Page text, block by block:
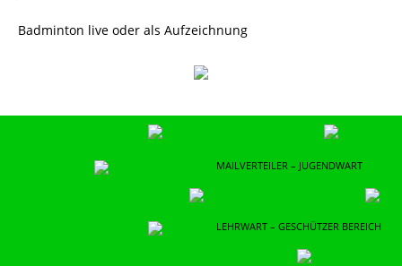
Badminton live oder als Aufzeichnung
MAILVERTEILER – JUGENDWART
LEHRWART – GESCHÜTZER BEREICH